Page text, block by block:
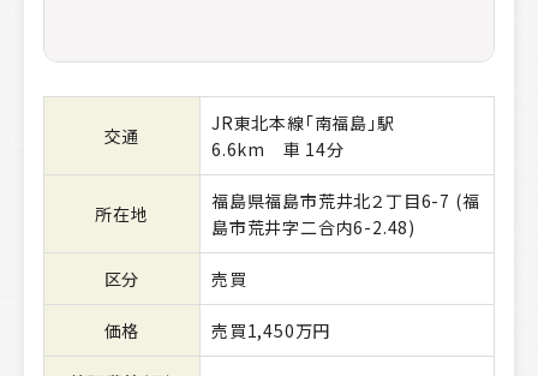
交通
JR東北本線「南福島」駅
6.6km 車 14分
所在地
福島県福島市荒井北２丁目6-7 (福
島市荒井字二合内6-2.48)
区分 売買
価格 売買1,450万円